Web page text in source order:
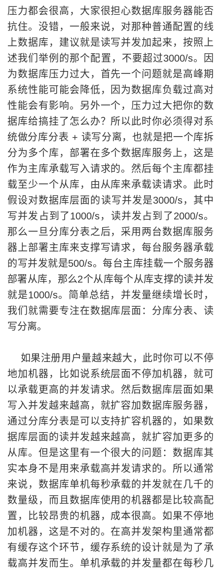
压力都会很高，大家很担心数据库服务器能否
抗住。没错，一般来说，对那种普通配置的线
上数据库，建议就是读写并发加起来，按照上
述我们举例的那个配置，不要超过3000/s。因
为数据库压力过大，首先一个问题就是高峰期
系统性能可能会降低，因为数据库负载过高对
性能会有影响。另外一个，压力过大把你的数
据库给搞挂了怎么办？所以此时你必须得对系
统做分库分表 + 读写分离，也就是把一个库拆
分为多个库，部署在多个数据库服务上，这是
作为主库承载写入请求的。然后每个主库都挂
载至少一个从库，由从库来承载读请求。此时
假设对数据库层面的读写并发是3000/s，其中
写并发占到了1000/s，读并发占到了2000/s。
那么一旦分库分表之后，采用两台数据库服务
器上部署主库来支撑写请求，每台服务器承载
的写并发就是500/s。每台主库挂载一个服务器
部署从库，那么2个从库每个从库支撑的读并发
就是1000/s。简单总结，并发量继续增长时，
我们就需要专注在数据库层面：分库分表、读
写分离。
如果注册用户量越来越大，此时你可以不停
地加机器，比如说系统层面不停加机器，就可
以承载更高的并发请求。然后数据库层面如果
写入并发越来越高，就扩容加数据库服务器，
通过分库分表是可以支持扩容机器的，如果数
据库层面的读并发越来越高，就扩容加更多的
从库。但是这里有一个很大的问题：数据库其
实本身不是用来承载高并发请求的。所以通常
来说，数据库单机每秒承载的并发就在几千的
数量级，而且数据库使用的机器都是比较高配
置，比较昂贵的机器，成本很高。如果不停地
加机器，这是不对的。在高并发架构里通常都
有缓存这个环节，缓存系统的设计就是为了承
载高并发而生。单机承载的并发量都在每秒几